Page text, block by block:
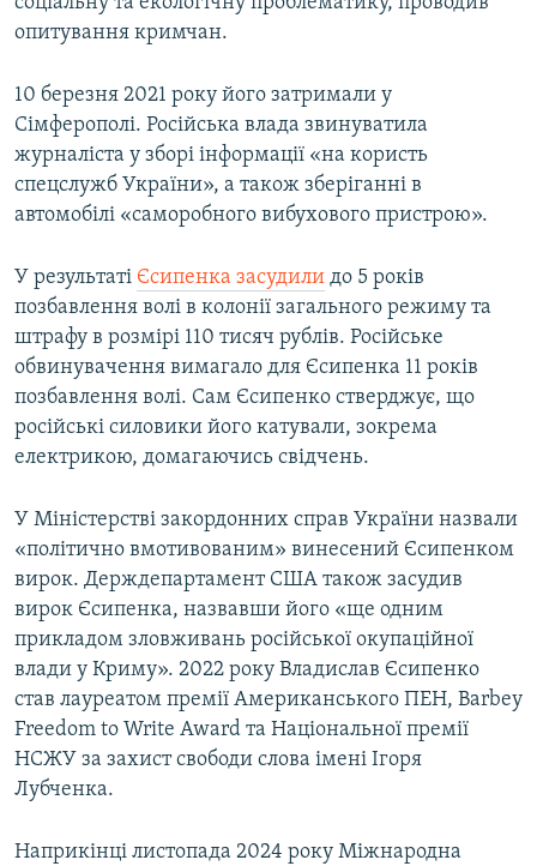
опитування кримчан.
10 березня 2021 року його затримали у
Сімферополі. Російська влада звинуватила
журналіста у зборі інформації «на користь
спецслужб України», а також зберіганні в
автомобілі «саморобного вибухового пристрою».
У результаті Єсипенка засудили до 5 років
позбавлення волі в колонії загального режиму та
штрафу в розмірі 110 тисяч рублів. Російське
обвинувачення вимагало для Єсипенка 11 років
позбавлення волі. Сам Єсипенко стверджує, що
російські силовики його катували, зокрема
електрикою, домагаючись свідчень.
У Міністерстві закордонних справ України назвали
«політично вмотивованим» винесений Єсипенком
вирок. Держдепартамент США також засудив
вирок Єсипенка, назвавши його «ще одним
прикладом зловживань російської окупаційної
влади у Криму». 2022 року Владислав Єсипенко
став лауреатом премії Американського ПЕН, Barbey
Freedom to Write Award та Національної премії
НСЖУ за захист свободи слова імені Ігоря
Лубченка.
Наприкінці листопада 2024 року Міжнародна